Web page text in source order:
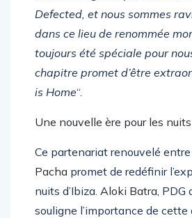
Defected, et nous sommes
dans ce lieu de renommée
toujours été spéciale pour
chapitre promet d’être
is Home“.
Une nouvelle ère pour les nuits
Ce partenariat renouvelé entre
Pacha promet de redéfinir
nuits d’Ibiza. Aloki Batra, PDG
souligne l’importance de cette